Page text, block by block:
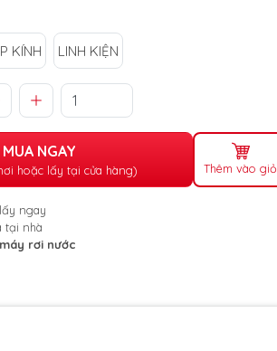
KÍNH LINH KIỆN
MUA NGAY
hoặc lấy tại cửa hàng) Thêm vào giỏ
ngay
tại nhà
rơi nước